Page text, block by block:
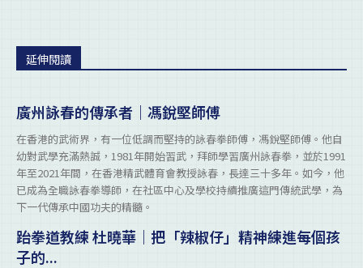
延伸閱讀
廣州詠春的傳承者｜馮銳堅師傅
在香港的武術界，有一位低調而堅持的詠春拳師傅，馮銳堅師傅。他自
幼對武學充滿熱誠，1981年開始習武，拜師學習廣州詠春拳，並於1991
年至2021年間，在香港精武體育會教授詠春，長達三十多年。如今，他
已成為全職詠春拳導師，在社區中心及學校持續推廣這門傳統武學，為
下一代傳承中國功夫的精髓。
跆拳道教練 杜曉華｜把「辣椒仔」精神練進每個孩
子的...